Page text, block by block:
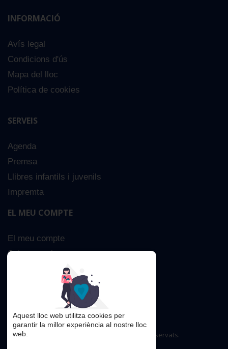
INFORMACIÓ
Avís legal
Condicions d'ús
Mapa del lloc
Política de cookies
SERVEIS
Agenda
Premsa
Llibres infantils i juvenils
Impremta
EL MEU COMPTE
El meu compte
Sobre nosaltres
Cerca Avançada
Copyright © 2016. Tots els drets reservats.
Aquest lloc web utilitza cookies per
garantir la millor experiència al nostre lloc
web.